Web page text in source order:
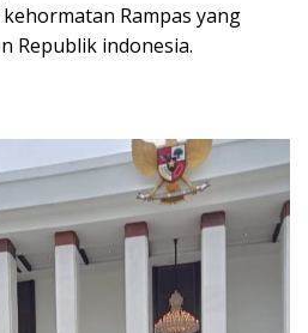
Rampas yang
Republik indonesia.